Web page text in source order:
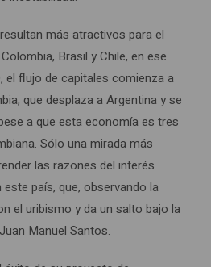
más atractivos para el
Brasil y Chile, en ese
el flujo de capitales comienza a
que desplaza a Argentina y se
a que esta economía es tres
Sólo una mirada más
las razones del interés
país, que, observando la
el uribismo y da un salto bajo la
Manuel Santos.